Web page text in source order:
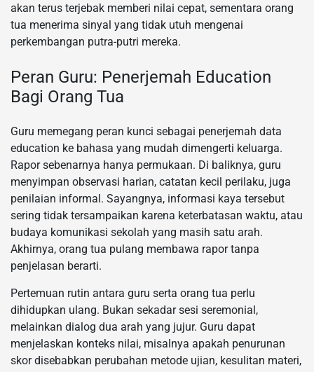
akan terus terjebak memberi nilai cepat, sementara orang
tua menerima sinyal yang tidak utuh mengenai
perkembangan putra-putri mereka.
Peran Guru: Penerjemah Education
Bagi Orang Tua
Guru memegang peran kunci sebagai penerjemah data
education ke bahasa yang mudah dimengerti keluarga.
Rapor sebenarnya hanya permukaan. Di baliknya, guru
menyimpan observasi harian, catatan kecil perilaku, juga
penilaian informal. Sayangnya, informasi kaya tersebut
sering tidak tersampaikan karena keterbatasan waktu, atau
budaya komunikasi sekolah yang masih satu arah.
Akhirnya, orang tua pulang membawa rapor tanpa
penjelasan berarti.
Pertemuan rutin antara guru serta orang tua perlu
dihidupkan ulang. Bukan sekadar sesi seremonial,
melainkan dialog dua arah yang jujur. Guru dapat
menjelaskan konteks nilai, misalnya apakah penurunan
skor disebabkan perubahan metode ujian, kesulitan materi,